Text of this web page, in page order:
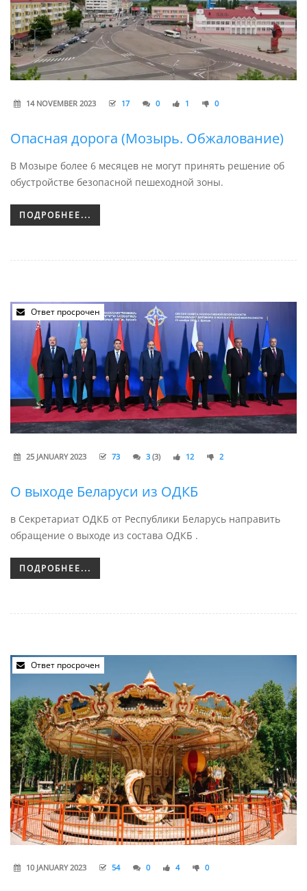
14 NOVEMBER 2023 17 0 1 0
Опасная дорога (Мозырь. Обжалование)
В Мозыре более 6 месяцев не могут принять решение об
обустройстве безопасной пешеходной зоны.
ПОДРОБНЕЕ...
Ответ просрочен
25 JANUARY 2023 73 3 (3) 12 2
О выходе Беларуси из ОДКБ
в Секретариат ОДКБ от Республики Беларусь направить
обращение о выходе из состава ОДКБ .
ПОДРОБНЕЕ...
Ответ просрочен
10 JANUARY 2023 54 0 4 0